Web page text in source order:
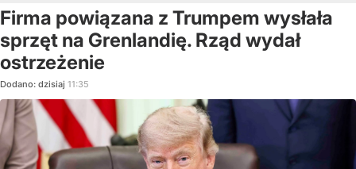
Firma powiązana z Trumpem wysłała
sprzęt na Grenlandię. Rząd wydał
ostrzeżenie
Dodano: dzisiaj 11:35